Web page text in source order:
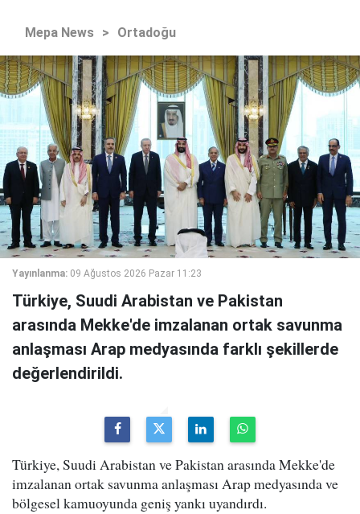
Mepa News > Ortadoğu
Yayınlanma: 09 Ağustos 2026 Pazar 11:23
Türkiye, Suudi Arabistan ve Pakistan
arasında Mekke'de imzalanan ortak savunma
anlaşması Arap medyasında farklı şekillerde
değerlendirildi.
Türkiye, Suudi Arabistan ve Pakistan arasında Mekke'de
imzalanan ortak savunma anlaşması Arap medyasında ve
bölgesel kamuoyunda geniş yankı uyandırdı.